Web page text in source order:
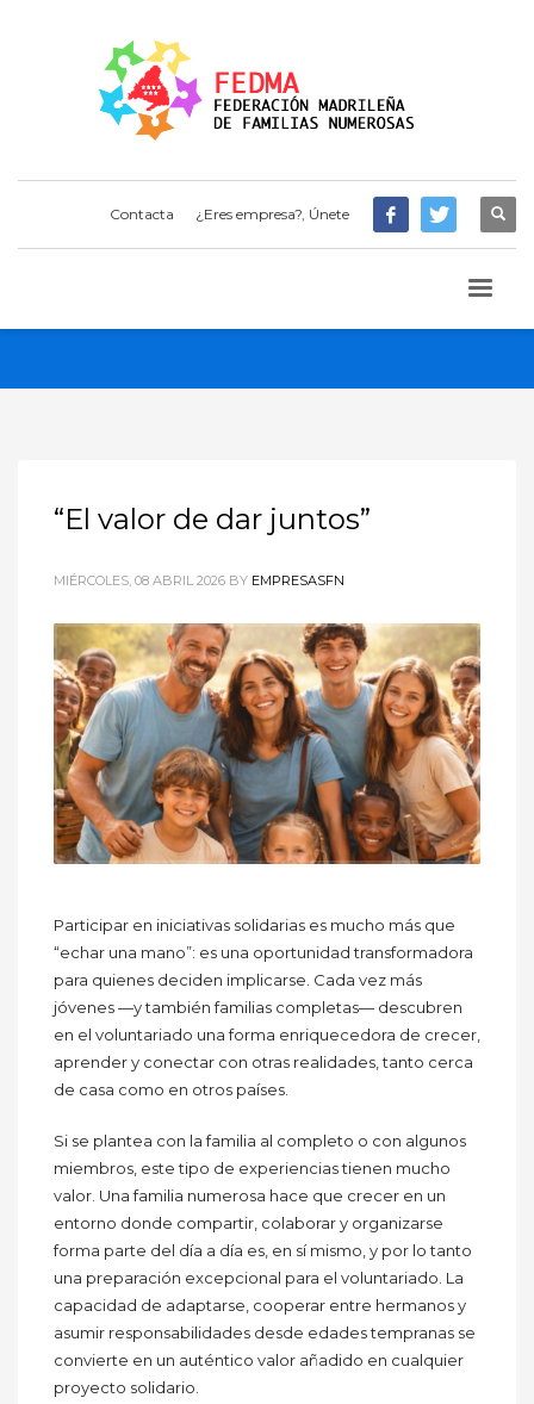
Contacta ¿Eres empresa?, Únete
“El valor de dar juntos”
MIÉRCOLES, 08 ABRIL 2026 BY EMPRESASFN
Participar en iniciativas solidarias es mucho más que
“echar una mano”: es una oportunidad transformadora
para quienes deciden implicarse. Cada vez más
jóvenes —y también familias completas— descubren
en el voluntariado una forma enriquecedora de crecer,
aprender y conectar con otras realidades, tanto cerca
de casa como en otros países.
Si se plantea con la familia al completo o con algunos
miembros, este tipo de experiencias tienen mucho
valor. Una familia numerosa hace que crecer en un
entorno donde compartir, colaborar y organizarse
forma parte del día a día es, en sí mismo, y por lo tanto
una preparación excepcional para el voluntariado. La
capacidad de adaptarse, cooperar entre hermanos y
asumir responsabilidades desde edades tempranas se
convierte en un auténtico valor añadido en cualquier
proyecto solidario.